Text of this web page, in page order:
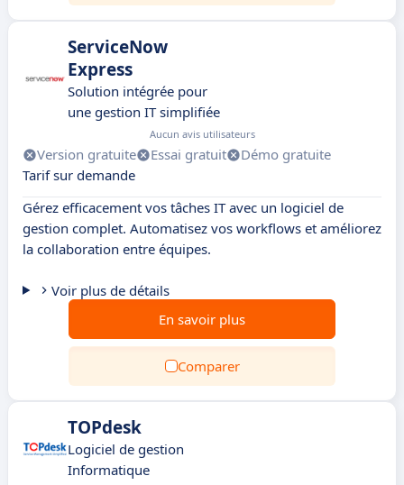
ServiceNow
Express
Solution intégrée pour
une gestion IT simplifiée
Aucun avis utilisateurs
Version gratuite Essai gratuit
Démo gratuite
Tarif sur demande
Gérez efficacement vos tâches IT avec un logiciel de
gestion complet. Automatisez vos workflows et améliorez
la collaboration entre équipes.
Voir plus de détails
En savoir plus
Comparer
TOPdesk
Logiciel de gestion
Informatique